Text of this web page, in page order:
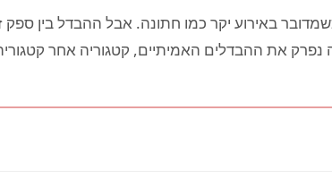
באירוע יקר כמו חתונה. אבל ההבדל בין
נפרק את ההבדלים האמיתיים, קטגוריה אחר